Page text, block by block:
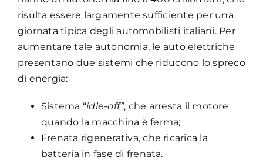
risulta essere largamente sufficiente per una
giornata tipica degli automobilisti italiani. Per
aumentare tale autonomia, le auto elettriche
presentano due sistemi che riducono lo spreco
di energia:
Sistema “idle-off”, che arresta il motore
quando la macchina è ferma;
Frenata rigenerativa, che ricarica la
batteria in fase di frenata.